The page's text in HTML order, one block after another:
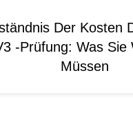
Der Kosten
-Prüfung: Was Sie
Müssen